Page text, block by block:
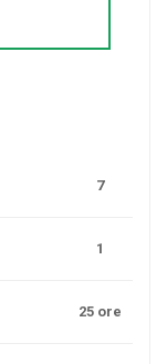
7
1
25 ore